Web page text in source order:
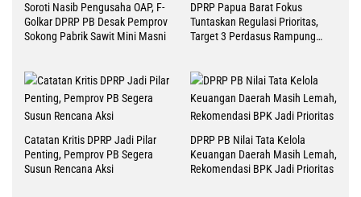
Soroti Nasib Pengusaha OAP, F-
Golkar DPRP PB Desak Pemprov
Sokong Pabrik Sawit Mini Masni
DPRP Papua Barat Fokus
Tuntaskan Regulasi Prioritas,
Target 3 Perdasus Rampung
Catatan Kritis DPRP Jadi Pilar
Penting, Pemprov PB Segera
Susun Rencana Aksi
DPRP PB Nilai Tata Kelola
Keuangan Daerah Masih Lemah,
Rekomendasi BPK Jadi Prioritas